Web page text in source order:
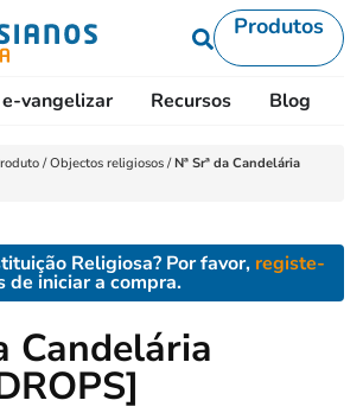
Produtos
e-vangelizar Recursos Blog
/Objectos religiosos /Nª Srª da Candelária
Religiosa? Por favor, registe-
de iniciar a compra.
Candelária